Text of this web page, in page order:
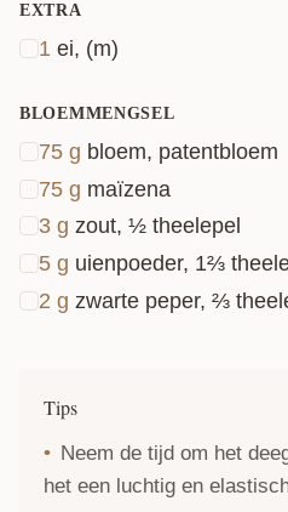
EXTRA
1 ei, (m)
BLOEMMENGSEL
75 g bloem, patentbloem
75 g maïzena
3 g zout, ½ theelepel
5 g uienpoeder, 1⅔
2 g zwarte peper, ⅔
Tips
Neem de tijd om het
het een luchtig en